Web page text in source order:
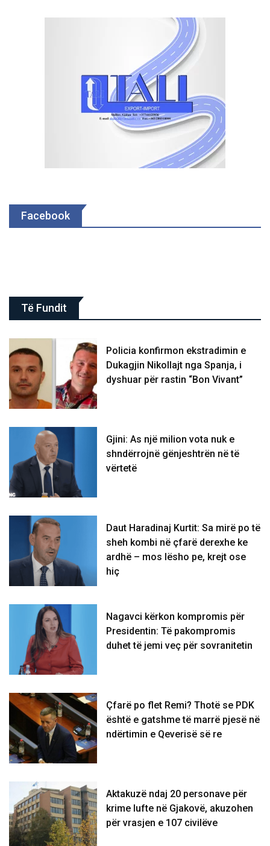
Facebook
Të Fundit
Policia konfirmon ekstradimin e
Dukagjin Nikollajt nga Spanja, i
dyshuar për rastin “Bon Vivant”
Gjini: As një milion vota nuk e
shndërrojnë gënjeshtrën në të
vërtetë
Daut Haradinaj Kurtit: Sa mirë po të
sheh kombi në çfarë derexhe ke
ardhë – mos lësho pe, krejt ose
hiç
Nagavci kërkon kompromis për
Presidentin: Të pakompromis
duhet të jemi veç për sovranitetin
Çfarë po flet Remi? Thotë se PDK
është e gatshme të marrë pjesë në
ndërtimin e Qeverisë së re
Aktakuzë ndaj 20 personave për
krime lufte në Gjakovë, akuzohen
për vrasjen e 107 civilëve